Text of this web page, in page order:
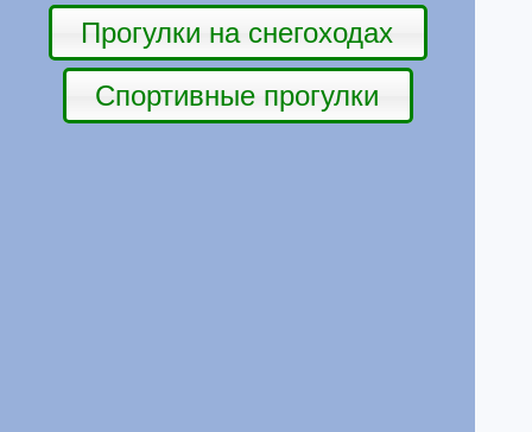
Прогулки на снегоходах
Спортивные прогулки